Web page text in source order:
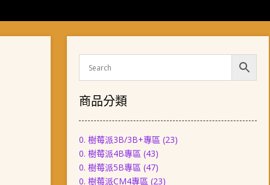
商品分類
0. 樹莓派3B/3B+專區 (23)
0. 樹莓派4B專區 (43)
0. 樹莓派5B專區 (47)
0. 樹莓派CM4專區 (23)